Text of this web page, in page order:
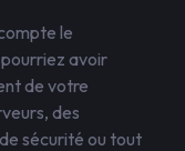
le
avoir
de votre
des
sécurité ou tout